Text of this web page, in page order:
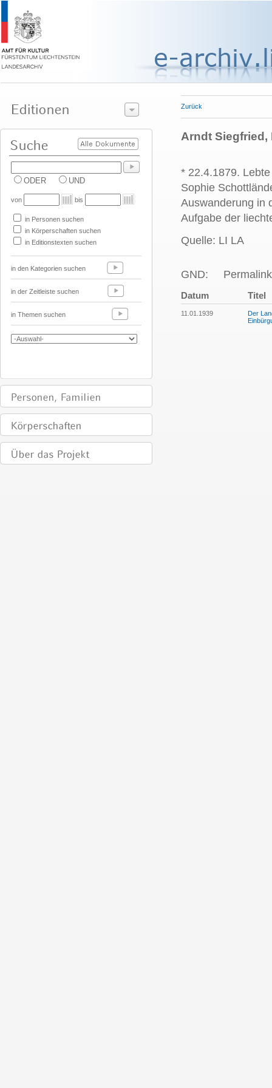
ODER UND
von bis
in Personen suchen
in Körperschaften suchen
in Editionstexten suchen
in den Kategorien suchen
in der Zeitleiste suchen
in Themen suchen
Zurück
Arndt Siegfried,
* 22.4.1879.
Sophie
Auswanderung in
Aufgabe der
Quelle: LI LA
GND:
Datum Titel
11.01.1939
Der